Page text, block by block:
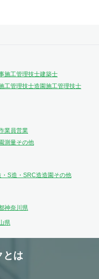
施工管理技士建築士
工管理技士造園施工管理技士
業員営業
測量その他
・S造・SRC造造園 その他
神奈川県
県
とは